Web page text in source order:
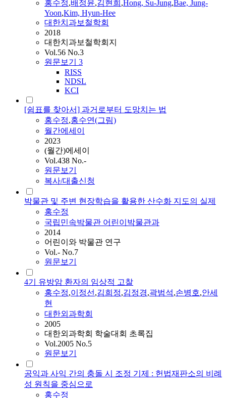
홍수정,배정윤,김현희 ,Hong, Su-Jung,Bae, Jung-
Yoon,Kim, Hyun-Hee
대한치과보철학회
2018
대한치과보철학회지
Vol.56 No.3
원문보기 3
RISS
NDSL
KCI
[쉼표를 찾아서] 과거로부터 도망치는 법
홍수정,홍수연(그림)
월간에세이
2023
(월간)에세이
Vol.438 No.-
원문보기
복사/대출신청
박물관 및 주변 현장학습을 활용한 산수화 지도의 실제
홍수정
국립민속박물관 어린이박물관과
2014
어린이와 박물관 연구
Vol.- No.7
원문보기
4기 유방암 환자의 임상적 고찰
홍수정,이정선,김희정,김정경,곽범석,손병호,안세
현
대한외과학회
2005
대한외과학회 학술대회 초록집
Vol.2005 No.5
원문보기
공익과 사익 간의 충돌 시 조정 기제 : 헌법재판소의 비례
성 원칙을 중심으로
홍수정